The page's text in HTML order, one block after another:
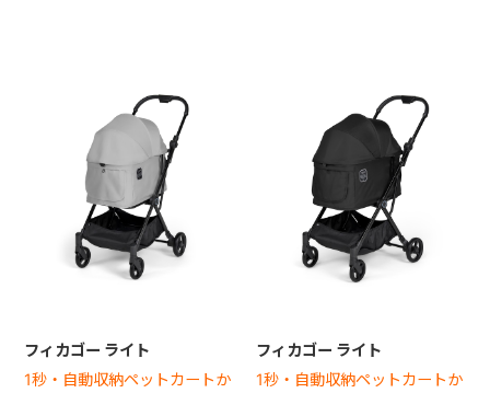
フィカゴー ライト
1秒・自動収納ペットカートか
フィカゴー ライト
1秒・自動収納ペットカートか